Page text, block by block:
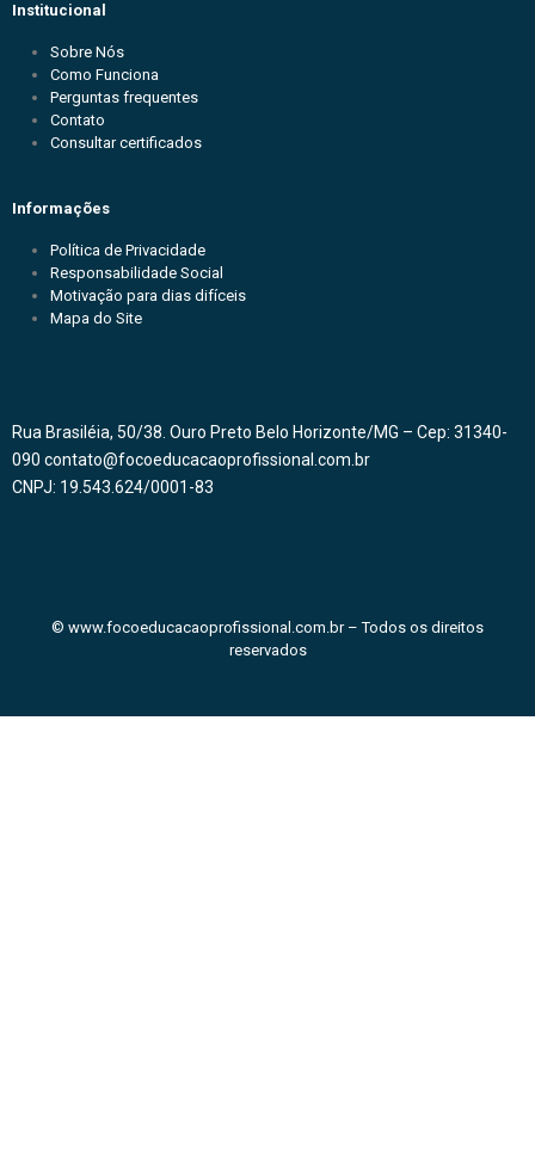
Institucional
Sobre Nós
Como Funciona
Perguntas frequentes
Contato
Consultar certificados
Informações
Política de Privacidade
Responsabilidade Social
Motivação para dias difíceis
Mapa do Site
Rua Brasiléia, 50/38. Ouro Preto Belo Horizonte/MG – Cep: 31340-
090 contato@focoeducacaoprofissional.com.br
CNPJ: 19.543.624/0001-83
© www.focoeducacaoprofissional.com.br – Todos os direitos
reservados